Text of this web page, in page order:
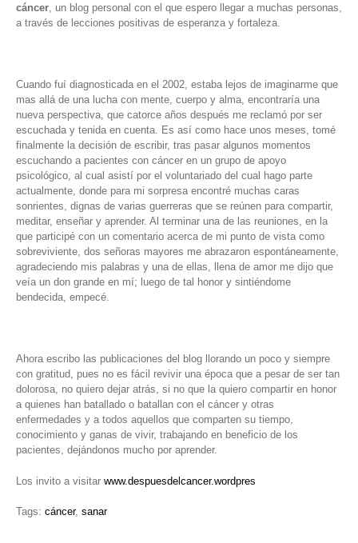
cáncer, un blog personal con el que espero llegar a muchas personas,
a través de lecciones positivas de esperanza y fortaleza.
Cuando fuí diagnosticada en el 2002, estaba lejos de imaginarme que
mas allá de una lucha con mente, cuerpo y alma, encontraría una
nueva perspectiva, que catorce años después me reclamó por ser
escuchada y tenida en cuenta. Es así como hace unos meses, tomé
finalmente la decisión de escribir, tras pasar algunos momentos
escuchando a pacientes con cáncer en un grupo de apoyo
psicológico, al cual asistí por el voluntariado del cual hago parte
actualmente, donde para mi sorpresa encontré muchas caras
sonrientes, dignas de varias guerreras que se reúnen para compartir,
meditar, enseñar y aprender. Al terminar una de las reuniones, en la
que participé con un comentario acerca de mi punto de vista como
sobreviviente, dos señoras mayores me abrazaron espontáneamente,
agradeciendo mis palabras y una de ellas, llena de amor me dijo que
veía un don grande en mí; luego de tal honor y sintiéndome
bendecida, empecé.
Ahora escribo las publicaciones del blog llorando un poco y siempre
con gratitud, pues no es fácil revivir una época que a pesar de ser tan
dolorosa, no quiero dejar atrás, si no que la quiero compartir en honor
a quienes han batallado o batallan con el cáncer y otras
enfermedades y a todos aquellos que comparten su tiempo,
conocimiento y ganas de vivir, trabajando en beneficio de los
pacientes, dejándonos mucho por aprender.
Los invito a visitar www.despuesdelcancer.wordpres
Tags: cáncer, sanar